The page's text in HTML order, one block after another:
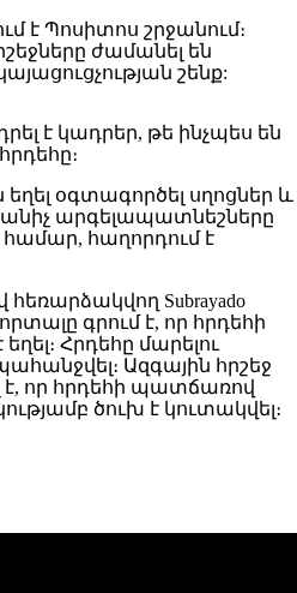
է Պոսիտոս շրջանում։
ժամանել են
շենք:
է կադրեր, թե ինչպես են
օգտագործել սղոցներ և
արգելապատնեշները
համար, հաղորդում է
հեռարձակվող Subrayado
գրում է, որ հրդեհի
Հրդեհը մարելու
Ազգային հրշեջ
է, որ հրդեհի պատճառով
ծուխ է կուտակվել։